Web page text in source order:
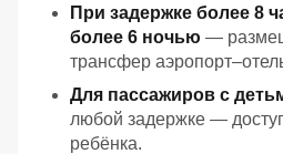
При задержке более 8
более 6 ночью —
трансфер
Для пассажиров с
любой задержке —
ребёнка.